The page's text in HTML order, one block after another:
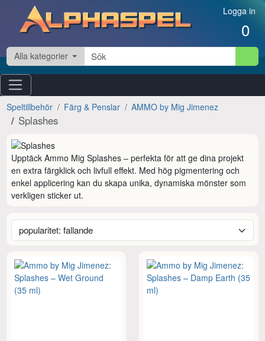
Hoppa till innehåll Logga in
0
Alla kategorier
Speltillbehör Färg & Penslar AMMO by Mig Jimenez
Splashes
Upptäck Ammo Mig Splashes – perfekta för att ge dina projekt
en extra färgklick och livfull effekt. Med hög pigmentering och
enkel applicering kan du skapa unika, dynamiska mönster som
verkligen sticker ut.